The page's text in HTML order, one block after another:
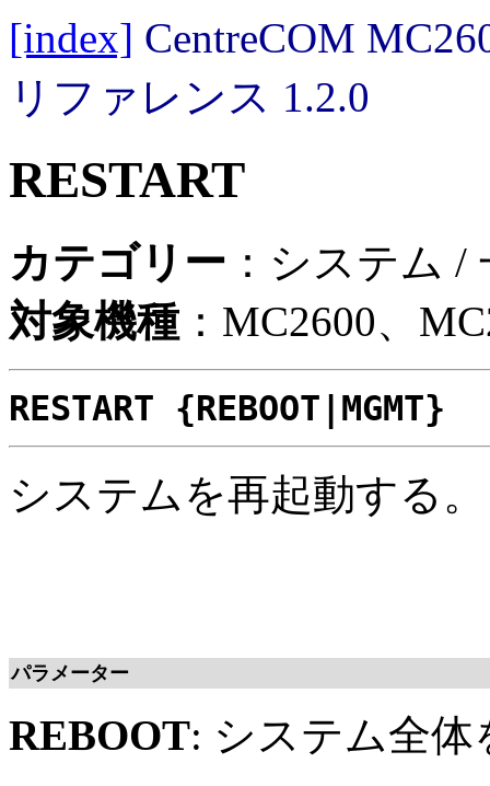
[index] CentreCOM
リファレンス 1.2.0
RESTART
カテゴリー ：システム
対象機種 ：MC2600、
RESTART {REBOOT|MGMT}
システムを再起動する。
パラメーター
REBOOT: システム全体